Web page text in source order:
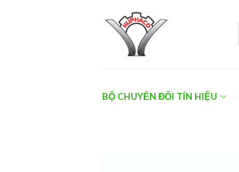
BỘ CHUYỂN ĐỔI TÍN HIỆU